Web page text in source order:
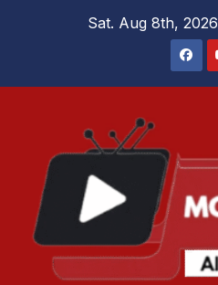
Sat. Aug 8th, 2026